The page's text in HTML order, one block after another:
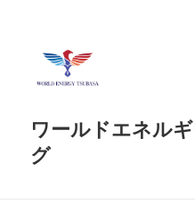
ワールドエネル
グ